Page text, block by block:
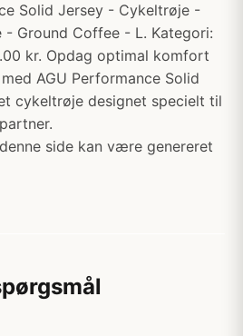
Solid Jersey - Cykeltrøje -
Ground Coffee - L. Kategori:
kr. Opdag optimal komfort
AGU Performance Solid
cykeltrøje designet specielt til
side kan være genereret